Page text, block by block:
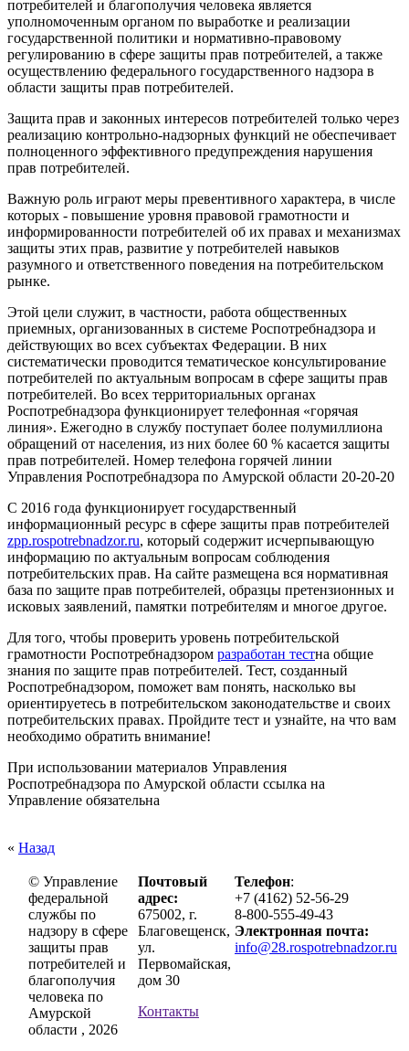
потребителей и благополучия человека является
уполномоченным органом по выработке и реализации
государственной политики и нормативно-правовому
регулированию в сфере защиты прав потребителей, а также
осуществлению федерального государственного надзора в
области защиты прав потребителей.
Защита прав и законных интересов потребителей только через
реализацию контрольно-надзорных функций не обеспечивает
полноценного эффективного предупреждения нарушения
прав потребителей.
Важную роль играют меры превентивного характера, в числе
которых - повышение уровня правовой грамотности и
информированности потребителей об их правах и механизмах
защиты этих прав, развитие у потребителей навыков
разумного и ответственного поведения на потребительском
рынке.
Этой цели служит, в частности, работа общественных
приемных, организованных в системе Роспотребнадзора и
действующих во всех субъектах Федерации. В них
систематически проводится тематическое консультирование
потребителей по актуальным вопросам в сфере защиты прав
потребителей. Во всех территориальных органах
Роспотребнадзора функционирует телефонная «горячая
линия». Ежегодно в службу поступает более полумиллиона
обращений от населения, из них более 60 % касается защиты
прав потребителей. Номер телефона горячей линии
Управления Роспотребнадзора по Амурской области 20-20-20
С 2016 года функционирует государственный
информационный ресурс в сфере защиты прав потребителей
zpp.rospotrebnadzor.ru, который содержит исчерпывающую
информацию по актуальным вопросам соблюдения
потребительских прав. На сайте размещена вся нормативная
база по защите прав потребителей, образцы претензионных и
исковых заявлений, памятки потребителям и многое другое.
Для того, чтобы проверить уровень потребительской
грамотности Роспотребнадзором разработан тестна общие
знания по защите прав потребителей. Тест, созданный
Роспотребнадзором, поможет вам понять, насколько вы
ориентируетесь в потребительском законодательстве и своих
потребительских правах. Пройдите тест и узнайте, на что вам
необходимо обратить внимание!
При использовании материалов Управления
Роспотребнадзора по Амурской области ссылка на
Управление обязательна
« Назад
© Управление
федеральной
службы по
надзору в сфере
защиты прав
потребителей и
благополучия
человека по
Амурской
области , 2026
Почтовый
адрес:
675002, г.
Благовещенск,
ул.
Первомайская,
дом 30
Контакты
Телефон:
+7 (4162) 52-56-29
8-800-555-49-43
Электронная почта:
info@28.rospotrebnadzor.ru